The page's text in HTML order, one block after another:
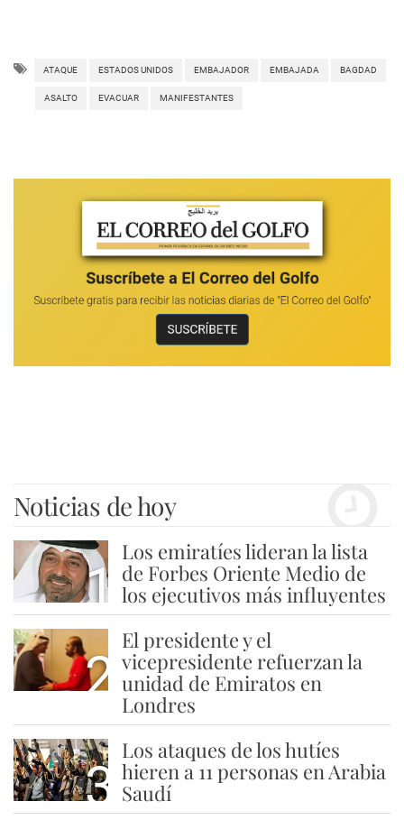
ATAQUE ESTADOS UNIDOS EMBAJADOR EMBAJADA BAGDAD
ASALTO EVACUAR MANIFESTANTES
Noticias de hoy
1
Los emiratíes lideran la lista
de Forbes Oriente Medio de
los ejecutivos más influyentes
2
El presidente y el
vicepresidente refuerzan la
unidad de Emiratos en
Londres
3
Los ataques de los hutíes
hieren a 11 personas en Arabia
Saudí